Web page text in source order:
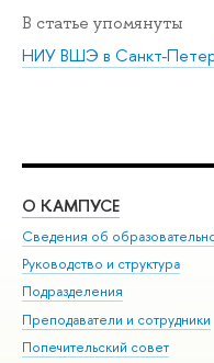
В статье упомянуты
НИУ ВШЭ в Санкт-
О КАМПУСЕ
Сведения об
Руководство и структура
Подразделения
Преподаватели и сотрудники
Попечительский совет